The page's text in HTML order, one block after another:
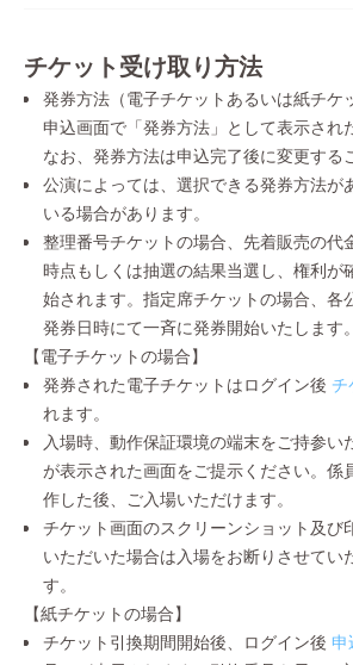
チケット受け取り方法
発券方法（電子チケットあるいは紙チケ
申込画面で「発券方法」として表示され
なお、発券方法は申込完了後に変更する
公演によっては、選択できる発券方法が
いる場合があります。
整理番号チケットの場合、先着販売の代
時点もしくは抽選の結果当選し、権利が
始されます。指定席チケットの場合、各
発券日時にて一斉に発券開始いたします。
【電子チケットの場合】
発券された電子チケットはログイン後 チ
れます。
入場時、動作保証環境の端末をご持参い
が表示された画面をご提示ください。係
作した後、ご入場いただけます。
チケット画面のスクリーンショット及び
いただいた場合は入場をお断りさせてい
す。
【紙チケットの場合】
チケット引換期間開始後、ログイン後